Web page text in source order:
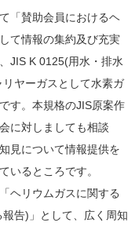
「賛助会員におけるヘ
て情報の集約及び充実
JIS K 0125(用水・排水
ヤーガスとして水素ガ
す。本規格のJIS原案作
に対しましても相談
見について情報提供を
いるところです。
ヘリウムガスに関する
告)」として、広く周知